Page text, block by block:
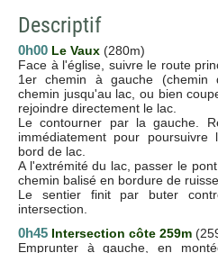
Descriptif
0h00 Le Vaux (280m)
Face à l'église, suivre le route
1er chemin à gauche (chemin
chemin jusqu'au lac, ou bien
rejoindre directement le lac.
Le contourner par la gauche.
immédiatement pour
bord de lac.
A l'extrémité du lac, passer le
chemin balisé en bordure de
Le sentier finit par buter
intersection.
0h45 Intersection côte 259m
Emprunter à gauche, en